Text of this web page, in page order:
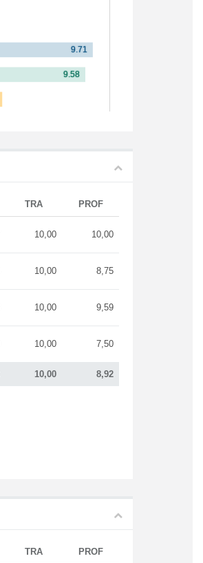
TRA PROF
10,00 8,92
10,00 10,00
10,00 8,75
10,00 9,59
10,00 7,50
TRA PROF